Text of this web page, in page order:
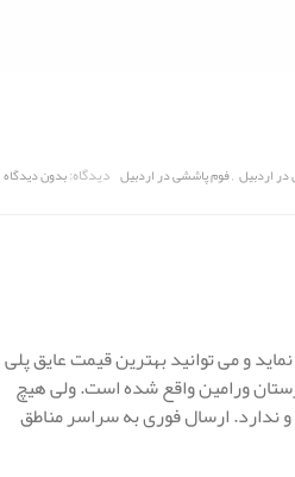
در اردبیل ,فوم پاششی در اردبیل دیدگاه:بدون دیدگاه
و می توانید بهترین قیمت عایق پلی
ورامین واقع شده است. ولی هیچ
ندارد. ارسال فوری به سراسر مناطق